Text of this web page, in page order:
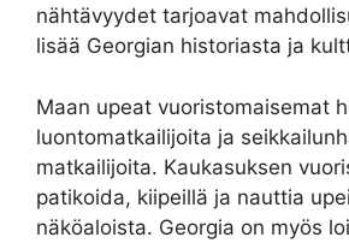
nähtävyydet tarjoavat
lisää Georgian historiasta ja
Maan upeat vuoristomaisemat
luontomatkailijoita ja
matkailijoita. Kaukasuksen
patikoida, kiipeillä ja nauttia
näköaloista. Georgia on myös